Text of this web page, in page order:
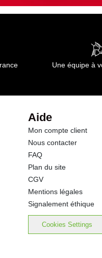
Une équipe à
Aide
Mon compte client
Nous contacter
FAQ
Plan du site
CGV
Mentions légales
Signalement éthique
Cookies Settings